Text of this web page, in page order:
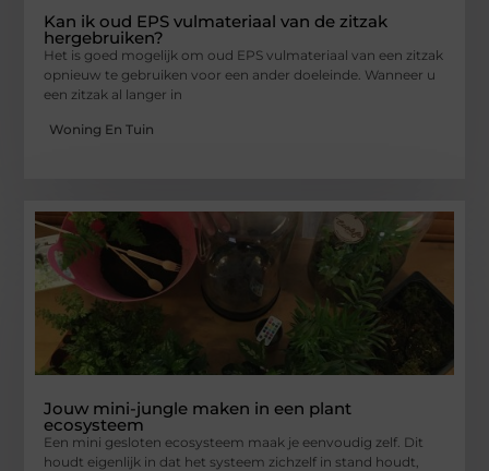
Kan ik oud EPS vulmateriaal van de zitzak
hergebruiken?
Het is goed mogelijk om oud EPS vulmateriaal van een zitzak
opnieuw te gebruiken voor een ander doeleinde. Wanneer u
een zitzak al langer in
Woning En Tuin
Jouw mini-jungle maken in een plant
ecosysteem
Een mini gesloten ecosysteem maak je eenvoudig zelf. Dit
houdt eigenlijk in dat het systeem zichzelf in stand houdt,